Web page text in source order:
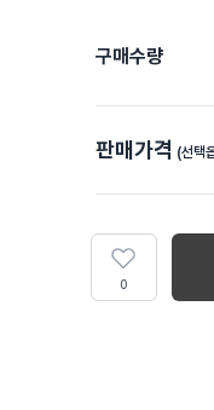
구매수량
판매가격 (선택
0